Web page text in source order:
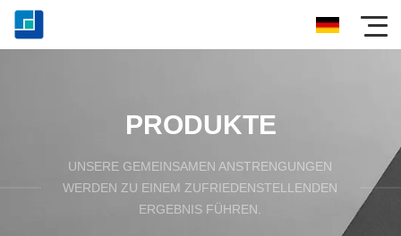
PRODUKTE
UNSERE GEMEINSAMEN ANSTRENGUNGEN
WERDEN ZU EINEM ZUFRIEDENSTELLENDEN
ERGEBNIS FÜHREN.